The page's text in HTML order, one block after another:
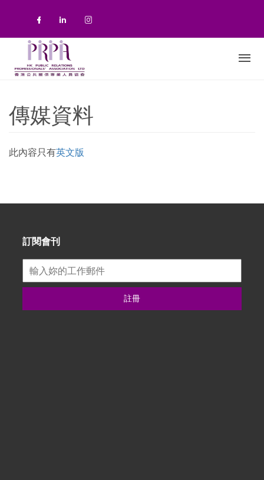
Check our social media on
Check our social media on
Check our social media on
傳媒資料
此內容只有英文版
訂閱會刊
註冊